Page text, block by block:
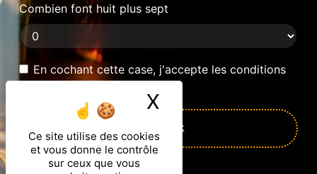
Ce site utilise des cookies
et vous donne le contrôle
sur ceux que vous
X
Combien font huit plus sept
En cochant cette case, j'accepte les conditions
ENVOYER